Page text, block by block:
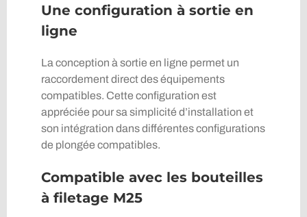
Une configuration à sortie en
ligne
La conception à sortie en ligne permet un
raccordement direct des équipements
compatibles. Cette configuration est
appréciée pour sa simplicité d’installation et
son intégration dans différentes configurations
de plongée compatibles.
Compatible avec les bouteilles
à filetage M25